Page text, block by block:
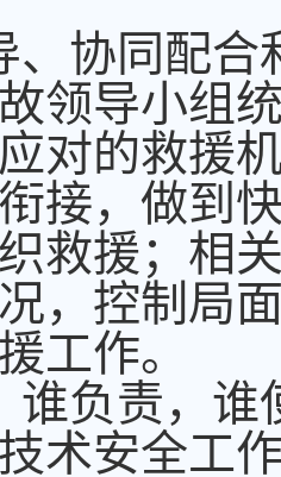
、协同配
领导小组
对的救援
接，做到
救援；相
，控制局
工作。
谁负责，
术安全工